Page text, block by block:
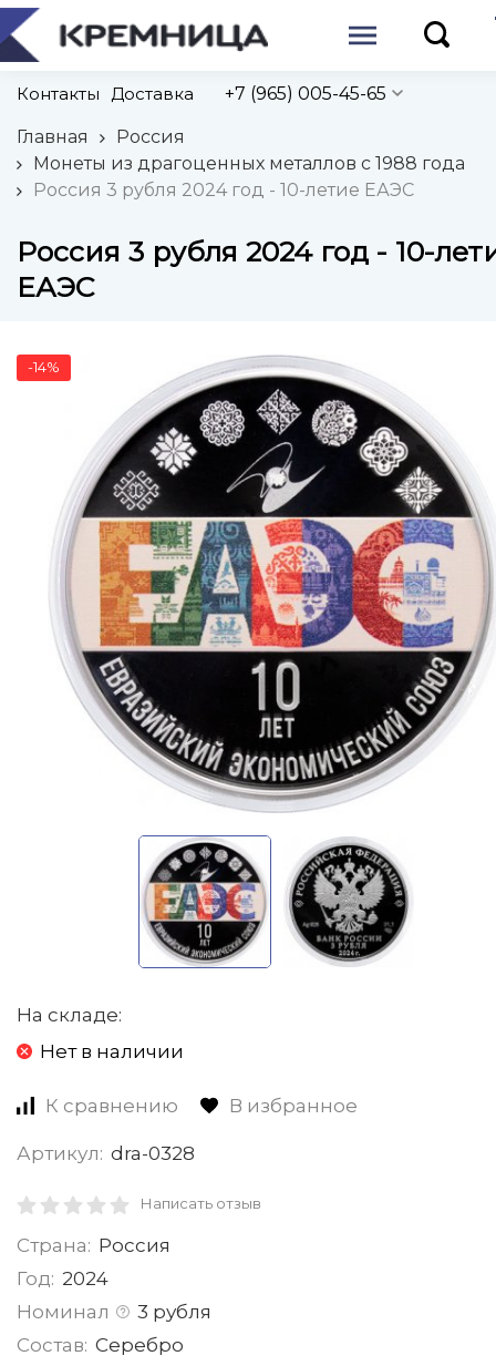
Контакты Доставка +7 (965) 005-45-65
Главная
Россия
Монеты из драгоценных металлов с 1988 года
Россия 3 рубля 2024 год - 10-летие ЕАЭС
Россия 3 рубля 2024 год - 10-
ЕАЭС
-14%
На складе:
Нет в наличии
К сравнению В избранное
Артикул: dra-0328
Написать отзыв
Страна: Россия
Год: 2024
Номинал
3 рубля
Состав: Серебро